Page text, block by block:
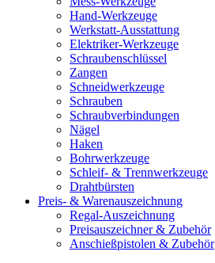
Hand-Werkzeuge
Werkstatt-Ausstattung
Elektriker-Werkzeuge
Schraubenschlüssel
Zangen
Schneidwerkzeuge
Schrauben
Schraubverbindungen
Nägel
Haken
Bohrwerkzeuge
Schleif- & Trennwerkzeuge
Drahtbürsten
Preis- & Warenauszeichnung
Regal-Auszeichnung
Preisauszeichner & Zubehör
Anschießpistolen & Zubehör